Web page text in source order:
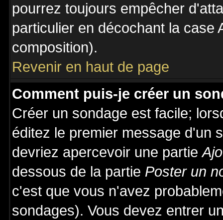
pourrez toujours empêcher
particulier en décochant la case
composition).
Revenir en haut de page
Comment puis-je créer un
Créer un sondage est facile;
éditez le premier message d'un
devriez apercevoir une partie
dessous de la partie Poster un
c'est que vous n'avez
sondages). Vous devez entrer